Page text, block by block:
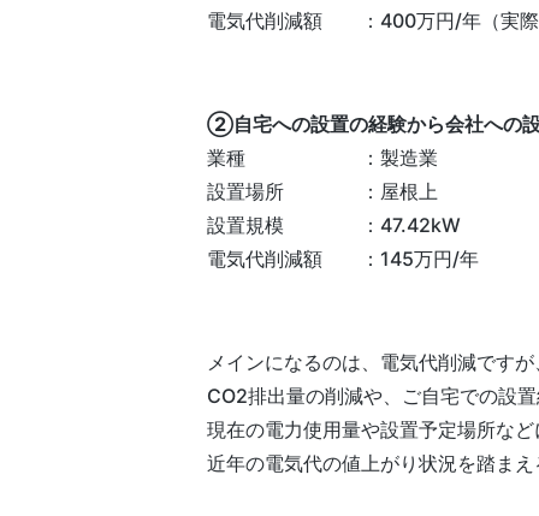
電気代削減額 ：400万円/年（実際
②自宅への設置の経験から会社への
業種 ：製造業
設置場所 ：屋根上
設置規模 ：47.42kW
電気代削減額 ：145万円/年
メインになるのは、電気代削減ですが
CO2排出量の削減や、ご自宅での設
現在の電力使用量や設置予定場所な
近年の電気代の値上がり状況を踏ま